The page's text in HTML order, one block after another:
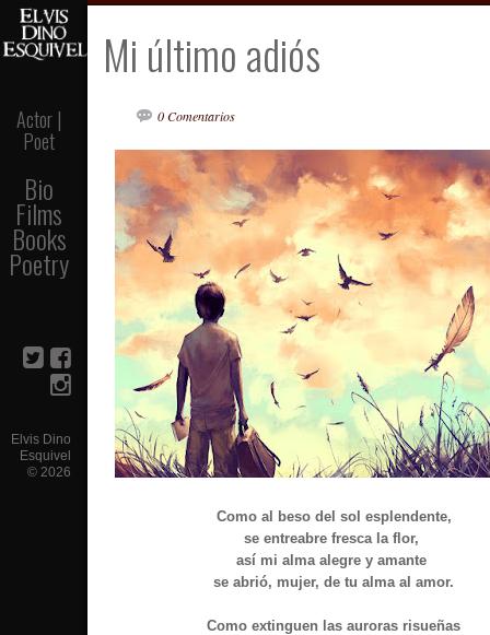
Actor |
Poet
Bio
Films
Books
Poetry
Elvis Dino
Esquivel
© 2026
Mi último adiós
0 Comentarios
Como al beso del sol esplendente,
se entreabre fresca la flor,
así mi alma alegre y amante
se abrió, mujer, de tu alma al amor.
Como extinguen las auroras risueñas